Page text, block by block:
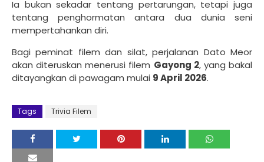
Ia bukan sekadar tentang pertarungan, tetapi juga
tentang penghormatan antara dua dunia seni
mempertahankan diri.
Bagi peminat filem dan silat, perjalanan Dato Meor
akan diteruskan menerusi filem Gayong 2, yang bakal
ditayangkan di pawagam mulai 9 April 2026.
Tags Trivia Filem